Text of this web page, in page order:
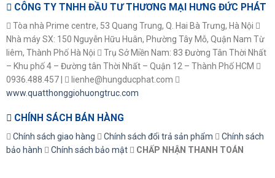
CÔNG TY TNHH ĐẦU TƯ THƯƠNG MẠI HƯNG ĐỨC PHÁT
Tòa nhà Prime centre, 53 Quang Trung, Q. Hai Bà Trưng, Hà Nội
Nhà máy SX: 150 Nguyễn Hữu Huân, Phường Tây Mỗ, Quận Nam Từ
liêm, Thành Phố Hà Nội
Trụ Sở Miền Nam: 83 Đường Tân Thời Nhất
– Khu phố 4 – Đường tân Thời Nhất – Quận 12 – Thành Phố HCM
0936.488.457 |
lienhe@hungducphat.com
www.quatthonggiohuongtruc.com
CHÍNH SÁCH BÁN HÀNG
Chính sách giao hàng Chính sách đổi trả sản phẩm
Chính sách
bảo hành
Chính sách bảo mật CHẤP NHẬN THANH TOÁN